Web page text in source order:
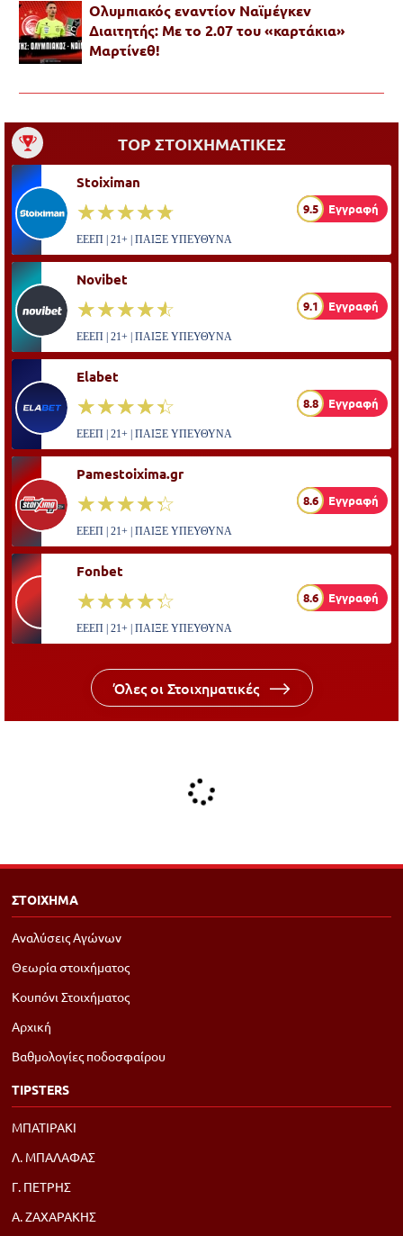
Ολυμπιακός εναντίον Ναϊμέγκεν
Διαιτητής: Με το 2.07 του «καρτάκια»
Μαρτίνεθ!
TOP ΣΤΟΙΧΗΜΑΤΙΚΕΣ
Stoiximan
☆☆☆☆☆
★★★★★ 9.5 Εγγραφή
ΕΕΕΠ | 21+ | ΠΑΙΞΕ ΥΠΕΥΘΥΝΑ
Novibet
☆☆☆☆☆
★★★★★ 9.1 Εγγραφή
ΕΕΕΠ | 21+ | ΠΑΙΞΕ ΥΠΕΥΘΥΝΑ
Elabet
☆☆☆☆☆
★★★★★ 8.8 Εγγραφή
ΕΕΕΠ | 21+ | ΠΑΙΞΕ ΥΠΕΥΘΥΝΑ
Pamestoixima.gr
☆☆☆☆☆
★★★★★ 8.6 Εγγραφή
ΕΕΕΠ | 21+ | ΠΑΙΞΕ ΥΠΕΥΘΥΝΑ
Fonbet
☆☆☆☆☆
★★★★★ 8.6 Εγγραφή
ΕΕΕΠ | 21+ | ΠΑΙΞΕ ΥΠΕΥΘΥΝΑ
Όλες οι Στοιχηματικές
ΣΤΟΙΧΗΜΑ
Αναλύσεις Αγώνων
Θεωρία στοιχήματος
Κουπόνι Στοιχήματος
Αρχική
Βαθμολογίες ποδοσφαίρου
TIPSTERS
ΜΠΑΤΙΡΑΚΙ
Λ. ΜΠΑΛΑΦΑΣ
Γ. ΠΕΤΡΗΣ
Α. ΖΑΧΑΡΑΚΗΣ